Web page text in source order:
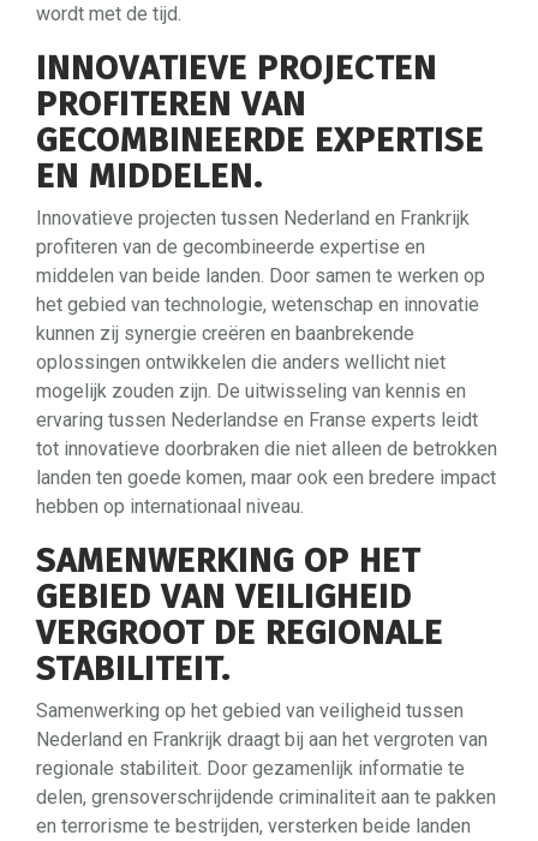
wordt met de tijd.
INNOVATIEVE PROJECTEN
PROFITEREN VAN
GECOMBINEERDE EXPERTISE
EN MIDDELEN.
Innovatieve projecten tussen Nederland en Frankrijk
profiteren van de gecombineerde expertise en
middelen van beide landen. Door samen te werken op
het gebied van technologie, wetenschap en innovatie
kunnen zij synergie creëren en baanbrekende
oplossingen ontwikkelen die anders wellicht niet
mogelijk zouden zijn. De uitwisseling van kennis en
ervaring tussen Nederlandse en Franse experts leidt
tot innovatieve doorbraken die niet alleen de betrokken
landen ten goede komen, maar ook een bredere impact
hebben op internationaal niveau.
SAMENWERKING OP HET
GEBIED VAN VEILIGHEID
VERGROOT DE REGIONALE
STABILITEIT.
Samenwerking op het gebied van veiligheid tussen
Nederland en Frankrijk draagt bij aan het vergroten van
regionale stabiliteit. Door gezamenlijk informatie te
delen, grensoverschrijdende criminaliteit aan te pakken
en terrorisme te bestrijden, versterken beide landen